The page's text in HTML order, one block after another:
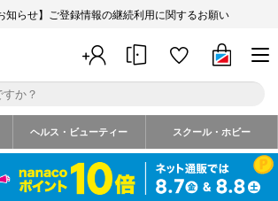
知らせ】ご登録情報の継続利用に関するお願い
ヘルス・ビューティー スクール・ホビー